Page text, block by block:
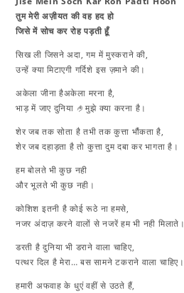
​तुम मेरी अज़ीयत की वह हद हो
जिसे में सोच कर रोह पड़ती हूँ
सिख ली जिसने अदा, गम में मुस्कराने की,
उन्हें क्या मिटाएगी गर्दिशे इस ज़माने की।
अकेला जीना हैअकेला मरना है,
भाड़ में जाए दुनिया 🤌मुझे क्या करना है।
शेर जब तक सोता है तभी तक कुत्ता भौंकता है,
शेर जब दहाड़ता है तो कुत्ता दुम दबा कर भागता है।
हम बोलते भी कुछ नही
और भूलते भी कुछ नही।
कोशिश इतनी है कोई रूठे ना हमसे,
नजर अंदाज़ करने वालों से नजरें हम भी नही मिलाते।
डरती है दुनिया भी डराने वाला चाहिए,
पत्थर दिल है मेरा… बस सामने टकराने वाला चाहिए।
हमारी अफवाह के धुएं वहीं से उठते हैं,